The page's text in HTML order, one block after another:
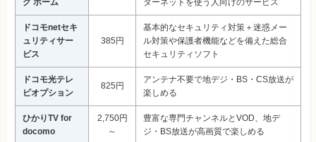
ク ホーム
ターネットを使う人向けのサービス
ドコモnetセキ
ュリティサー
ビス
385円
基本的なセキュリティ対策＋迷惑メー
ル対策や保護者機能などを備えた総合
セキュリティソフト
ドコモ光テレ
ビオプション
825円
アンテナ不要で地デジ・BS・CS放送が
楽しめる
ひかりTV for
docomo
2,750円
～
豊富な専門チャンネルとVOD、地デ
ジ・BS放送が高画質で楽しめる